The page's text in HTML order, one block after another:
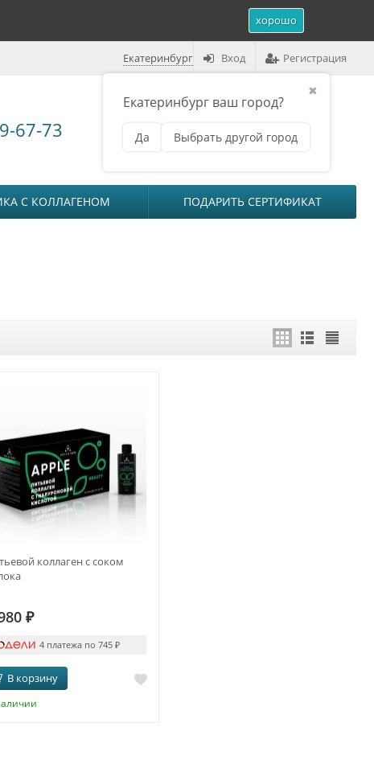
хорошо
Екатеринбург
✖
Екатеринбург ваш город?
Да Выбрать другой город
Вход Регистрация
67-73 на сумму0₽
С КОЛЛАГЕНОМ ПОДАРИТЬ СЕРТИФИКАТ
коллаген с соком
₽
4 платежа по 745 ₽
В корзину